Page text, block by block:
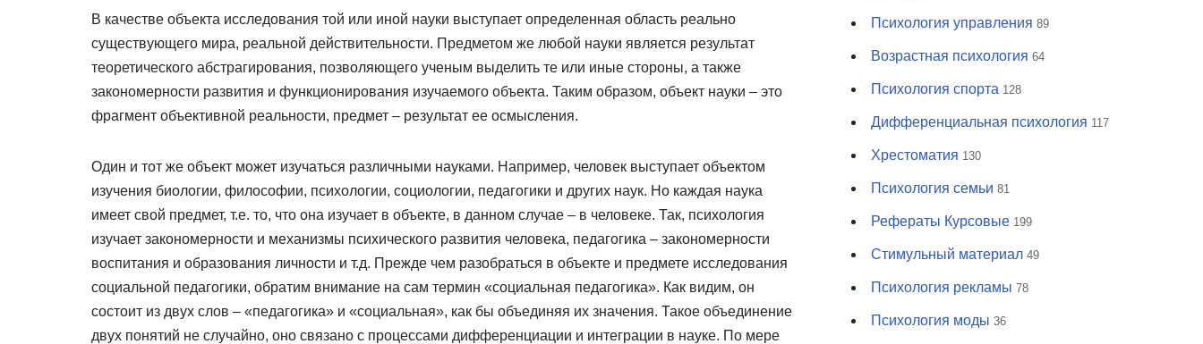
В качестве объекта исследования той или иной науки выступает определенная область реально
существующего мира, реальной действительности. Предметом же любой науки является результат
теоретического абстрагирования, позволяющего ученым выделить те или иные стороны, а также
закономерности развития и функционирования изучаемого объекта. Таким образом, объект науки – это
фрагмент объективной реальности, предмет – результат ее осмысления.
Один и тот же объект может изучаться различными науками. Например, человек выступает объектом
изучения биологии, философии, психологии, социологии, педагогики и других наук. Но каждая наука
имеет свой предмет, т.е. то, что она изучает в объекте, в данном случае – в человеке. Так, психология
изучает закономерности и механизмы психического развития человека, педагогика – закономерности
воспитания и образования личности и т.д. Прежде чем разобраться в объекте и предмете исследования
социальной педагогики, обратим внимание на сам термин «социальная педагогика». Как видим, он
состоит из двух слов – «педагогика» и «социальная», как бы объединяя их значения. Такое объединение
двух понятий не случайно, оно связано с процессами дифференциации и интеграции в науке. По мере
Психология управления 89
Возрастная психология 64
Психология спорта 128
Дифференциальная психология 117
Хрестоматия 130
Психология семьи 81
Рефераты Курсовые 199
Стимульный материал 49
Психология рекламы 78
Психология моды 36